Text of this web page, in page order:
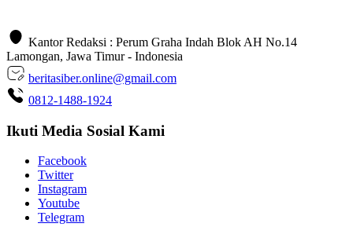
Kantor Redaksi : Perum Graha Indah Blok AH No.14
Lamongan, Jawa Timur - Indonesia
beritasiber.online@gmail.com
0812-1488-1924
Ikuti Media Sosial Kami
Facebook
Twitter
Instagram
Youtube
Telegram